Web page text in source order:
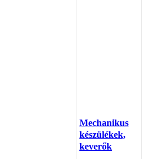
Mechanikus
készülékek,
keverők